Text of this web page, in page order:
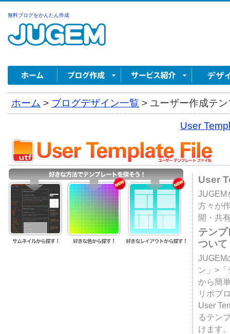
無料ブログをかんたん作成
ホーム > ブログデザイン一覧 > ユーザー作成テ
User
User
JUGEM
方々が
開・共
テン
ついて
JUGEM
ン」>
から簡
リポブ
User
るテン
けます